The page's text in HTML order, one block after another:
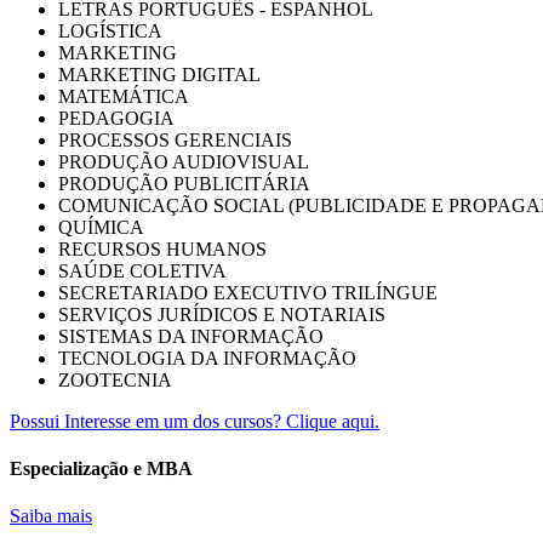
LETRAS PORTUGUÊS - ESPANHOL
LOGÍSTICA
MARKETING
MARKETING DIGITAL
MATEMÁTICA
PEDAGOGIA
PROCESSOS GERENCIAIS
PRODUÇÃO AUDIOVISUAL
PRODUÇÃO PUBLICITÁRIA
COMUNICAÇÃO SOCIAL (PUBLICIDADE E
QUÍMICA
RECURSOS HUMANOS
SAÚDE COLETIVA
SECRETARIADO EXECUTIVO TRILÍNGUE
SERVIÇOS JURÍDICOS E NOTARIAIS
SISTEMAS DA INFORMAÇÃO
TECNOLOGIA DA INFORMAÇÃO
ZOOTECNIA
Possui Interesse em um dos cursos? Clique aqui.
Especialização e MBA
Saiba mais